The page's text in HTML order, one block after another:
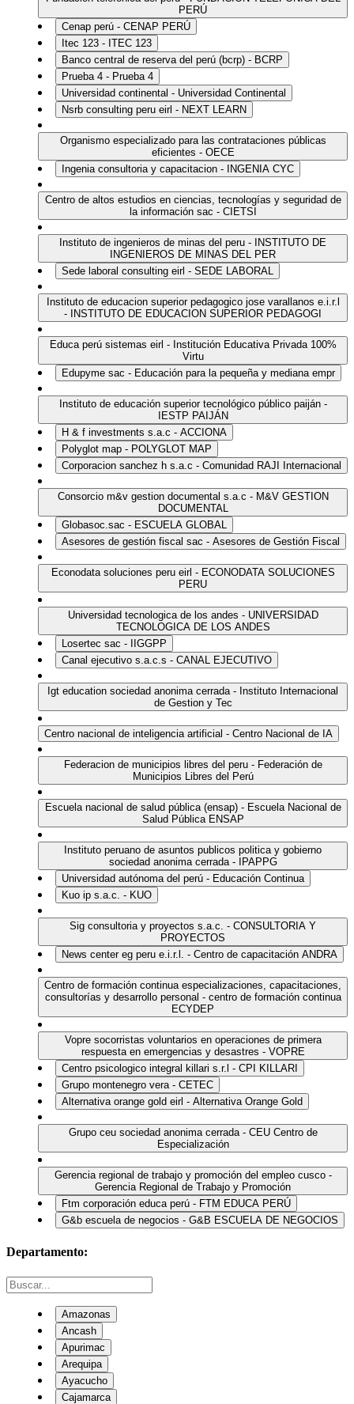
PERÚ
Cenap perú - CENAP PERÚ
Itec 123 - ITEC 123
Banco central de reserva del perú (bcrp) - BCRP
Prueba 4 - Prueba 4
Universidad continental - Universidad Continental
Nsrb consulting peru eirl - NEXT LEARN
Organismo especializado para las contrataciones públicas
eficientes - OECE
Ingenia consultoria y capacitacion - INGENIA CYC
Centro de altos estudios en ciencias, tecnologías y seguridad de
la información sac - CIETSI
Instituto de ingenieros de minas del peru - INSTITUTO DE
INGENIEROS DE MINAS DEL PER
Sede laboral consulting eirl - SEDE LABORAL
Instituto de educacion superior pedagogico jose varallanos e.i.r.l
- INSTITUTO DE EDUCACION SUPERIOR PEDAGOGI
Educa perú sistemas eirl - Institución Educativa Privada 100%
Virtu
Edupyme sac - Educación para la pequeña y mediana empr
Instituto de educación superior tecnológico público paiján -
IESTP PAIJÁN
H & f investments s.a.c - ACCIONA
Polyglot map - POLYGLOT MAP
Corporacion sanchez h s.a.c - Comunidad RAJI Internacional
Consorcio m&v gestion documental s.a.c - M&V GESTION
DOCUMENTAL
Globasoc.sac - ESCUELA GLOBAL
Asesores de gestión fiscal sac - Asesores de Gestión Fiscal
Econodata soluciones peru eirl - ECONODATA SOLUCIONES
PERU
Universidad tecnologica de los andes - UNIVERSIDAD
TECNOLOGICA DE LOS ANDES
Losertec sac - IIGGPP
Canal ejecutivo s.a.c.s - CANAL EJECUTIVO
Igt education sociedad anonima cerrada - Instituto Internacional
de Gestion y Tec
Centro nacional de inteligencia artificial - Centro Nacional de IA
Federacion de municipios libres del peru - Federación de
Municipios Libres del Perú
Escuela nacional de salud pública (ensap) - Escuela Nacional de
Salud Pública ENSAP
Instituto peruano de asuntos publicos politica y gobierno
sociedad anonima cerrada - IPAPPG
Universidad autónoma del perú - Educación Continua
Kuo ip s.a.c. - KUO
Sig consultoria y proyectos s.a.c. - CONSULTORIA Y
PROYECTOS
News center eg peru e.i.r.l. - Centro de capacitación ANDRA
Centro de formación continua especializaciones, capacitaciones,
consultorías y desarrollo personal - centro de formación continua
ECYDEP
Vopre socorristas voluntarios en operaciones de primera
respuesta en emergencias y desastres - VOPRE
Centro psicologico integral killari s.r.l - CPI KILLARI
Grupo montenegro vera - CETEC
Alternativa orange gold eirl - Alternativa Orange Gold
Grupo ceu sociedad anonima cerrada - CEU Centro de
Especialización
Gerencia regional de trabajo y promoción del empleo cusco -
Gerencia Regional de Trabajo y Promoción
Ftm corporación educa perú - FTM EDUCA PERÚ
G&b escuela de negocios - G&B ESCUELA DE NEGOCIOS
Departamento:
Amazonas
Ancash
Apurimac
Arequipa
Ayacucho
Cajamarca